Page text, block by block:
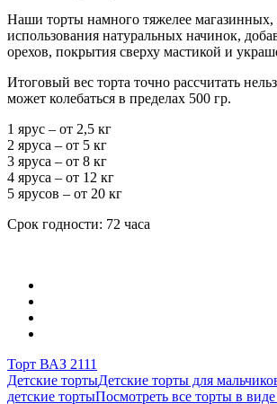
Наши торты намного тяжелее магазинных,
использования натуральных начинок,
орехов, покрытия сверху мастикой и
Итоговый вес торта точно рассчитать
может колебаться в пределах 500 гр.
1 ярус – от 2,5 кг
2 яруса – от 5 кг
3 яруса – от 8 кг
4 яруса – от 12 кг
5 ярусов – от 20 кг
Срок годности: 72 часа
Торт ВАЗ 2111
Детские тортыДетские торты для
детские тортыПосмотреть все торты в виде